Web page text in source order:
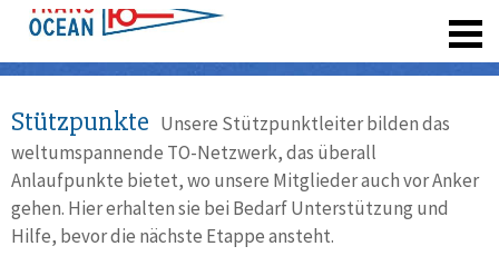
Stützpunkte Unsere Stützpunktleiter bilden das
weltumspannende TO-Netzwerk, das überall
Anlaufpunkte bietet, wo unsere Mitglieder auch vor Anker
gehen. Hier erhalten sie bei Bedarf Unterstützung und
Hilfe, bevor die nächste Etappe ansteht.